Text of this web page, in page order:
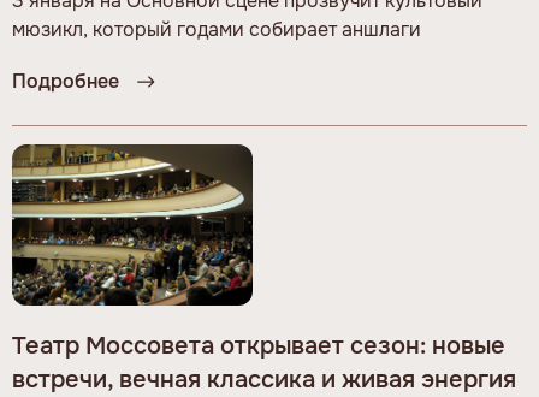
мюзикл, который годами собирает аншлаги
Подробнее
Театр Моссовета открывает сезон: новые
встречи, вечная классика и живая энергия